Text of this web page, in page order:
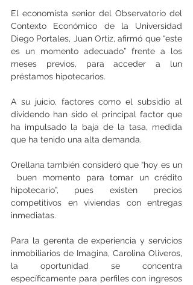
El economista senior del Observatorio del
Contexto Económico de la Universidad
Diego Portales, Juan Ortiz, afirmó que “este
es un momento adecuado” frente a los
meses previos, para acceder a lun
préstamos hipotecarios.
A su juicio, factores como el subsidio al
dividendo han sido el principal factor que
ha impulsado la baja de la tasa, medida
que ha tenido una alta demanda.
Orellana también consideró que “hoy es un
buen momento para tomar un crédito
hipotecario”, pues existen precios
competitivos en viviendas con entregas
inmediatas.
Para la gerenta de experiencia y servicios
inmobiliarios de Imagina, Carolina Oliveros,
la oportunidad se concentra
específicamente para perfiles con ingresos